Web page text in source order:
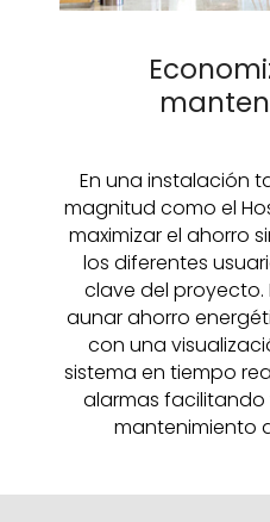
En una instalación
magnitud como el
maximizar el ahorro
los diferentes
clave del proyecto.
aunar ahorro
con una
sistema en tiempo
alarmas
mantenimiento